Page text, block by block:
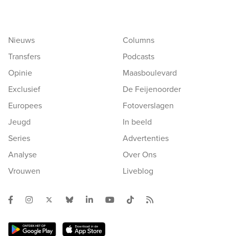
Nieuws
Transfers
Opinie
Exclusief
Europees
Jeugd
Series
Analyse
Vrouwen
Columns
Podcasts
Maasboulevard
De Feijenoorder
Fotoverslagen
In beeld
Advertenties
Over Ons
Liveblog